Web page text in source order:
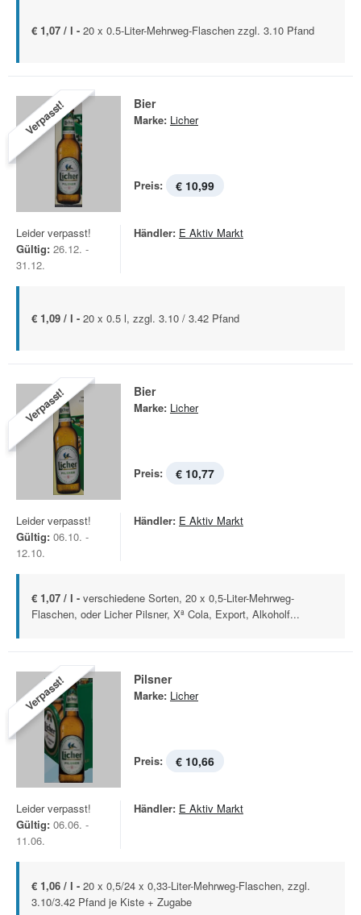
€ 1,07 / l - 20 x 0.5-Liter-Mehrweg-Flaschen zzgl. 3.10 Pfand
Verpasst! Bier
Marke: Licher
Preis: € 10,99
Leider verpasst!
Gültig: 26.12. -
31.12.
Händler: E Aktiv Markt
€ 1,09 / l - 20 x 0.5 l, zzgl. 3.10 / 3.42 Pfand
Verpasst! Bier
Marke: Licher
Preis: € 10,77
Leider verpasst!
Gültig: 06.10. -
12.10.
Händler: E Aktiv Markt
€ 1,07 / l - verschiedene Sorten, 20 x 0,5-Liter-Mehrweg-
Flaschen, oder Licher Pilsner, Xª Cola, Export, Alkoholf...
Verpasst! Pilsner
Marke: Licher
Preis: € 10,66
Leider verpasst!
Gültig: 06.06. -
11.06.
Händler: E Aktiv Markt
€ 1,06 / l - 20 x 0,5/24 x 0,33-Liter-Mehrweg-Flaschen, zzgl.
3.10/3.42 Pfand je Kiste + Zugabe